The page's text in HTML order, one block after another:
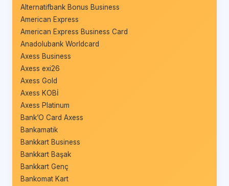
Alternatifbank Bonus Business
American Express
American Express Business Card
Anadolubank Worldcard
Axess Business
Axess exi26
Axess Gold
Axess KOBİ
Axess Platinum
Bank’O Card Axess
Bankamatik
Bankkart Business
Bankkart Başak
Bankkart Genç
Bankomat Kart